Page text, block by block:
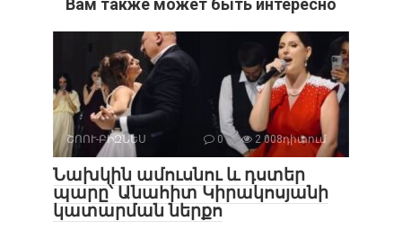
Вам также может быть интересно
ՇՈՈՒ-ԲԻԶՆԵՍ 0 2 008դիտում
Նախկին ամուսնու և դստեր
պարը՝ Անահիտ Կիրակոսյանի
կատարման ներքո